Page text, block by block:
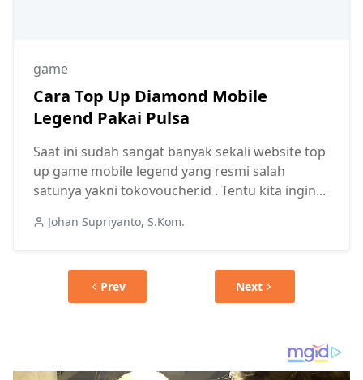
game
Cara Top Up Diamond Mobile
Legend Pakai Pulsa
Saat ini sudah sangat banyak sekali website top
up game mobile legend yang resmi salah
satunya yakni tokovoucher.id . Tentu kita ingin...
Johan Supriyanto, S.Kom.
Prev Next